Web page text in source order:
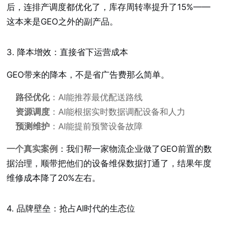
后，连排产调度都优化了，库存周转率提升了15%——
这本来是GEO之外的副产品。
3. 降本增效：直接省下运营成本
GEO带来的降本，不是省广告费那么简单。
路径优化：AI能推荐最优配送路线
资源调度 ：AI能根据实时数据调配设备和人力
预测维护 ：AI能提前预警设备故障
一个真实案例 ：我们帮一家物流企业做了GEO前置的数
据治理，顺带把他们的设备维保数据打通了，结果年度
维修成本降了20%左右。
4. 品牌壁垒：抢占AI时代的生态位